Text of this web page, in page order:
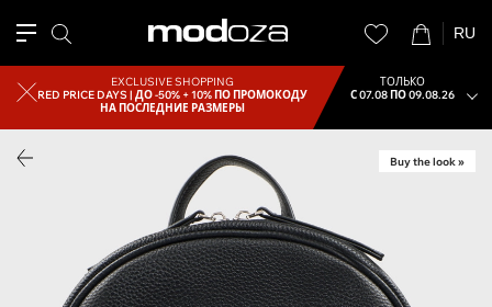
RU
EXCLUSIVE SHOPPING
RED PRICE DAYS |ДО -50% + 10% ПО ПРОМОКОДУ
НА ПОСЛЕДНИЕ РАЗМЕРЫ
ТОЛЬКО
С 07.08 ПО 09.08.26
Buy the look »